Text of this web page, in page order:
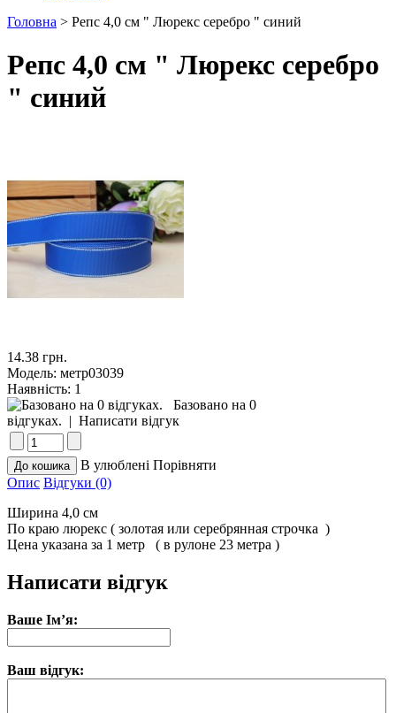
Головна > Репс 4,0 см " Люрекс серебро " синий
Репс 4,0 см " Люрекс серебро
" синий
14.38 грн.
Модель: метр03039
Наявність: 1
Базовано на 0
відгуках. | Написати відгук
В улюблені Порівняти
Опис Відгуки (0)
Ширина 4,0 см
По краю люрекс ( золотая или серебрянная строчка )
Цена указана за 1 метр ( в рулоне 23 метра )
Написати відгук
Ваше Ім’я:
Ваш відгук: